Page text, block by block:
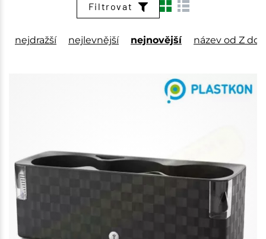
Filtrovat
nejdražší nejlevnější nejnovější název od Z do